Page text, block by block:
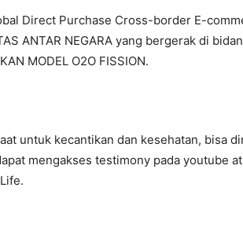
Direct Purchase Cross-border E-
ANTAR NEGARA yang bergerak di
MODEL O2O FISSION.
untuk kecantikan dan kesehatan, bisa
mengakses testimony pada youtube